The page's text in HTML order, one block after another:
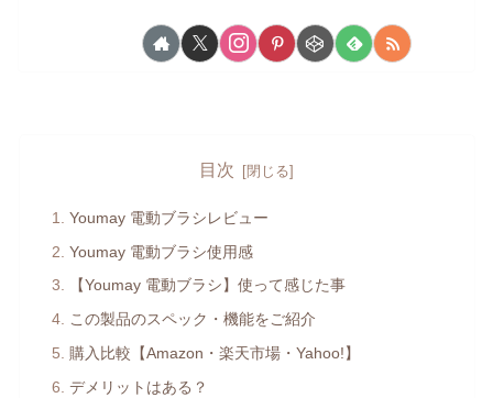
目次
Youmay 電動ブラシレビュー
Youmay 電動ブラシ使用感
【Youmay 電動ブラシ】使って感じた事
この製品のスペック・機能をご紹介
購入比較【Amazon・楽天市場・Yahoo!】
デメリットはある？